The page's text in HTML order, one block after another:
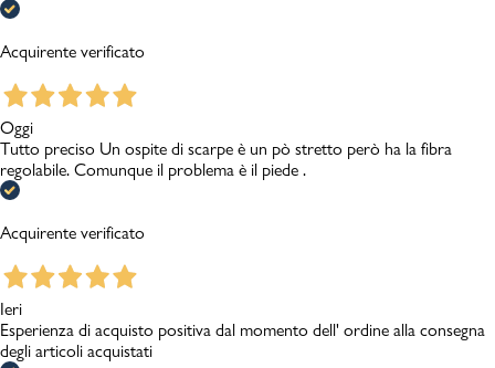
Acquirente verificato
Oggi
Tutto preciso Un ospite di scarpe è un pò stretto però ha la fibra
regolabile. Comunque il problema è il piede .
Acquirente verificato
Ieri
Esperienza di acquisto positiva dal momento dell' ordine alla consegna
degli articoli acquistati